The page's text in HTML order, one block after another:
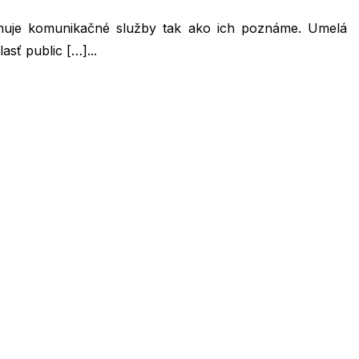
komunikačné služby tak ako ich poznáme. Umelá
public […]...